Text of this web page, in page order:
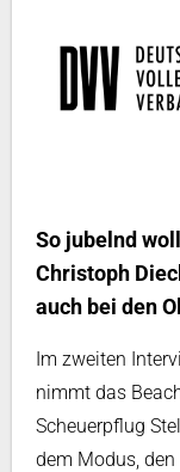
So jubelnd
Christoph
auch bei den
Im zweiten
nimmt das
Scheuerpflug
dem Modus,